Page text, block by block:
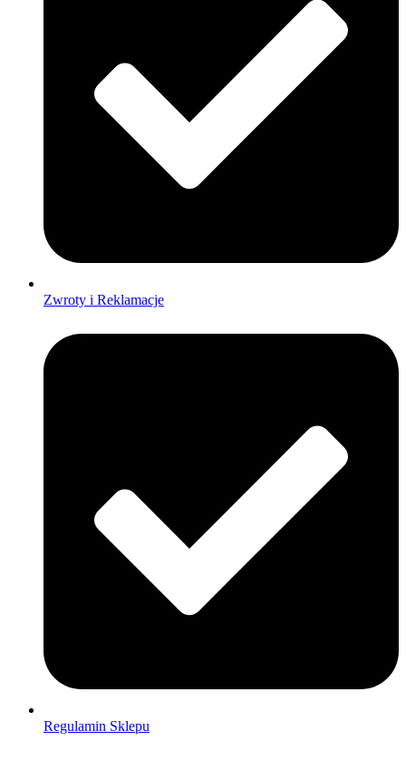
Zwroty i Reklamacje
Regulamin Sklepu